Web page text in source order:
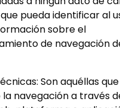
pueda identificar al
sobre el
de navegación
Son aquéllas
la navegación a través